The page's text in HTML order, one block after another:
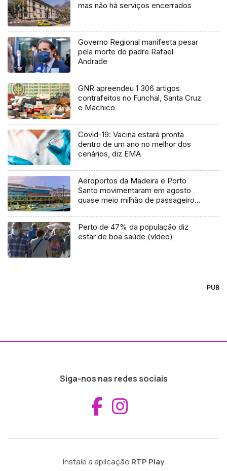
mas não há serviços encerrados
Governo Regional manifesta pesar
pela morte do padre Rafael
Andrade
GNR apreendeu 1 306 artigos
contrafeitos no Funchal, Santa Cruz
e Machico
Covid-19: Vacina estará pronta
dentro de um ano no melhor dos
cenários, diz EMA
Aeroportos da Madeira e Porto
Santo movimentaram em agosto
quase meio milhão de passageiros
Perto de 47% da população diz
estar de boa saúde (vídeo)
PUB
Siga-nos nas redes sociais
Aceder ao
Instale a aplicação RTP Play